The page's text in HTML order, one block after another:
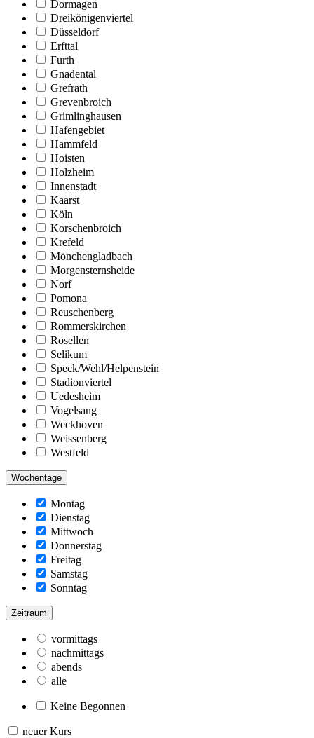
Dormagen
Dreikönigenviertel
Düsseldorf
Erfttal
Furth
Gnadental
Grefrath
Grevenbroich
Grimlinghausen
Hafengebiet
Hammfeld
Hoisten
Holzheim
Innenstadt
Kaarst
Köln
Korschenbroich
Krefeld
Mönchengladbach
Morgensternsheide
Norf
Pomona
Reuschenberg
Rommerskirchen
Rosellen
Selikum
Speck/Wehl/Helpenstein
Stadionviertel
Uedesheim
Vogelsang
Weckhoven
Weissenberg
Westfeld
Wochentage
Montag
Dienstag
Mittwoch
Donnerstag
Freitag
Samstag
Sonntag
Zeitraum
vormittags
nachmittags
abends
alle
Keine Begonnen
neuer Kurs